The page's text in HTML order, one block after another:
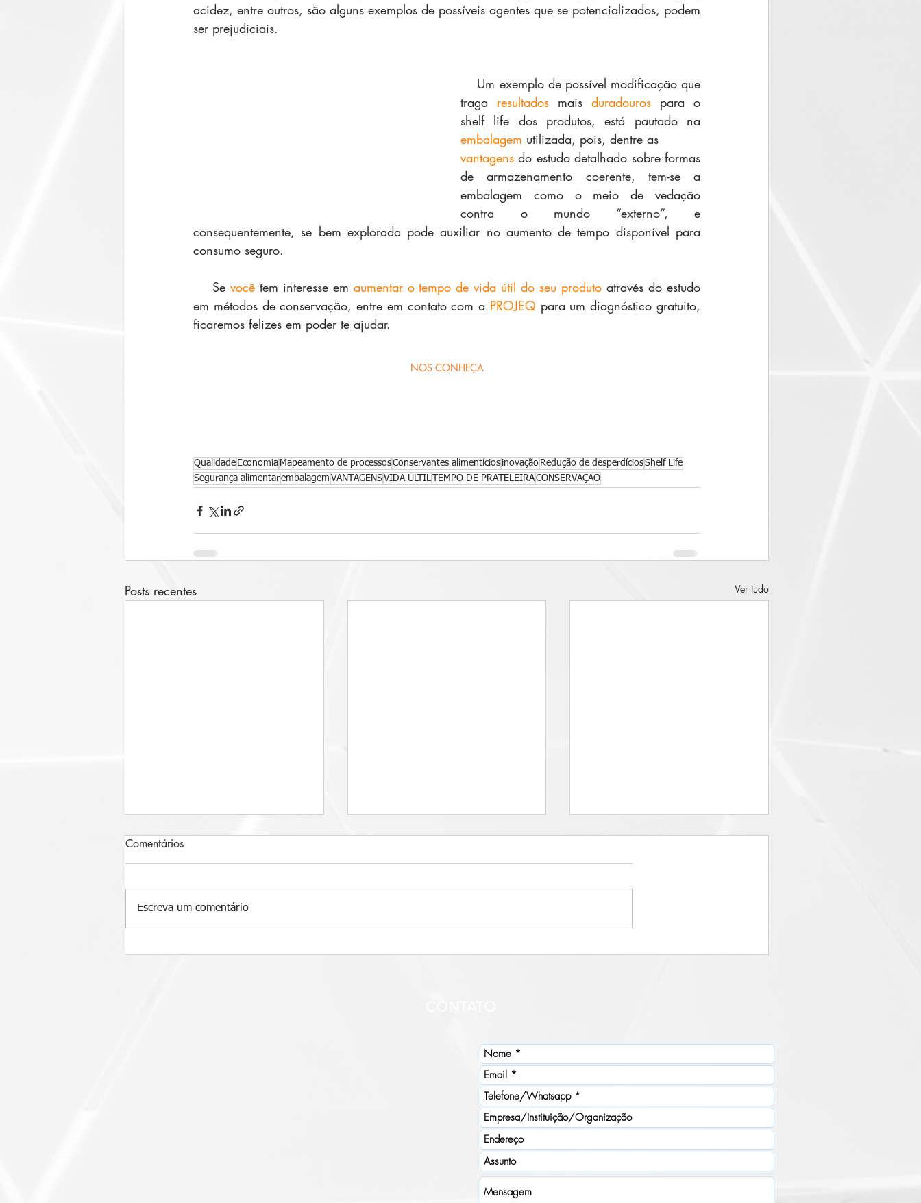
acidez, entre outros, são alguns exemplos de possíveis agentes que se potencializados, podem
ser prejudiciais.
traga resultados mais duradouros para o
embalagem utilizada, pois, dentre as
vantagens do estudo detalhado sobre formas
de armazenamento coerente, tem-se a
embalagem como o meio de vedação
contra o mundo “externo”, e
consequentemente, se bem explorada pode auxiliar no aumento de tempo disponível para
consumo seguro.
    Se
você tem interesse em aumentar o tempo de vida útil do seu produto através do estudo
em métodos de conservação, entre em contato com a PROJEQ para um diagnóstico gratuito,
ficaremos felizes em poder te ajudar.
NOS CONHEÇA
Qualidade Economia Mapeamento de processosConservantes alimentícios inovação Redução de desperdíciosShelf Life
Segurança alimentarembalagem VANTAGENSVIDA ÚLTIL TEMPO DE PRATELEIRACONSERVAÇÃO
Posts recentes Ver tudo
CASE DE SUCESSO: Entenda
Descubra como escolher as
Entenda como garantir uma
Comentários
Escreva um comentário